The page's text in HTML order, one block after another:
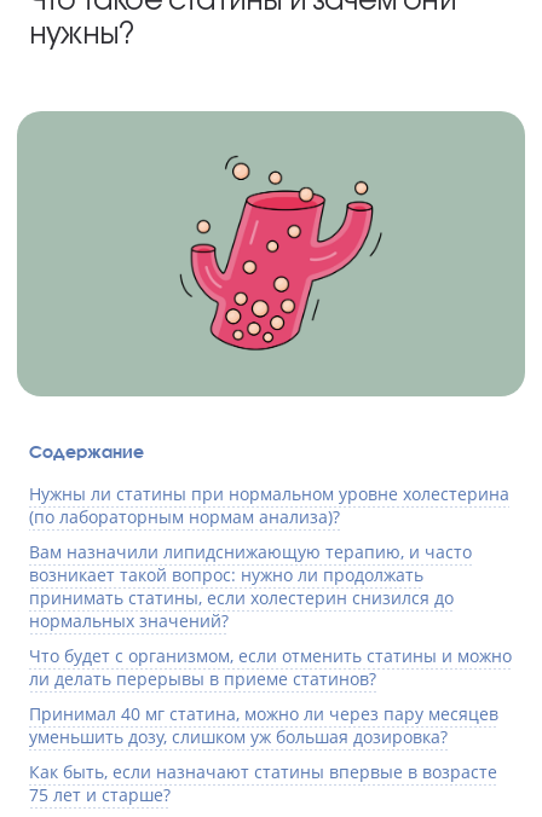
нужны?
Содержание
Нужны ли статины при нормальном уровне холестерина
(по лабораторным нормам анализа)?
Вам назначили липидснижающую терапию, и часто
возникает такой вопрос: нужно ли продолжать
принимать статины, если холестерин снизился до
нормальных значений?
Что будет с организмом, если отменить статины и можно
ли делать перерывы в приеме статинов?
Принимал 40 мг статина, можно ли через пару месяцев
уменьшить дозу, слишком уж большая дозировка?
Как быть, если назначают статины впервые в возрасте
75 лет и старше?